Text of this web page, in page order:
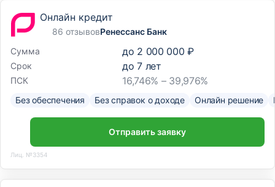
Онлайн кредит
86 отзывовРенессанс Банк
Сумма
до 2 000 000 ₽
Срок до7лет
ПСК 16,746% – 39,976%
Без обеспечения Без справок о доходе Онлайн решение
Отправить заявку
Лиц. №3354